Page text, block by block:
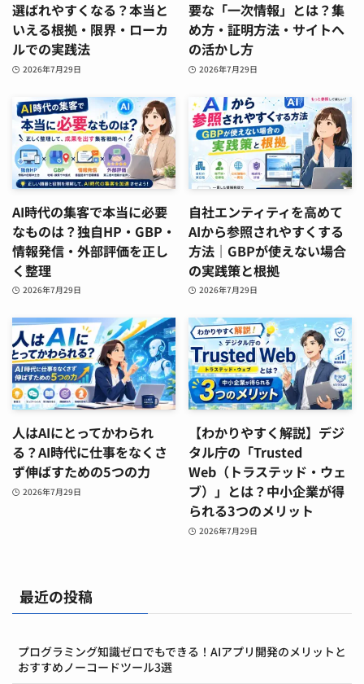
選ばれやすくなる？本当と
いえる根拠・限界・ローカ
ルでの実践法
2026年7月29日
要な「一次情報」とは？集
め方・証明方法・サイトへ
の活かし方
2026年7月29日
AI時代の集客で本当に必要
なものは？独自HP・GBP・
情報発信・外部評価を正し
く整理
2026年7月29日
自社エンティティを高めて
AIから参照されやすくする
方法｜GBPが使えない場合
の実践策と根拠
2026年7月29日
人はAIにとってかわられ
る？AI時代に仕事をなくさ
ず伸ばすための5つの力
2026年7月29日
【わかりやすく解説】デジ
タル庁の「Trusted
Web（トラステッド・ウェ
ブ）」とは？中小企業が得
られる3つのメリット
2026年7月29日
最近の投稿
プログラミング知識ゼロでもできる！AIアプリ開発のメリットと
おすすめノーコードツール3選